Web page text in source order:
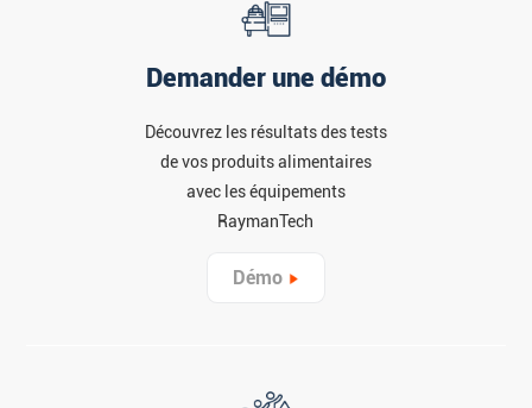
Demander une démo
Découvrez les résultats des tests
de vos produits alimentaires
avec les équipements
RaymanTech
Démo